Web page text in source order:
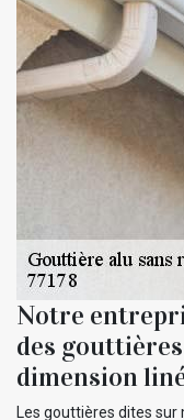
Notre
des
dimension
Les gouttières dites